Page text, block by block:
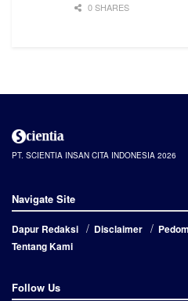
0 SHARES
PT. SCIENTIA INSAN CITA INDONESIA 2026
Navigate Site
Dapur Redaksi Disclaimer
Tentang Kami
Follow Us